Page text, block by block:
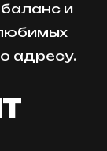
и
адресу.